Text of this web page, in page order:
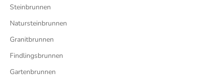
Steinbrunnen
Natursteinbrunnen
Granitbrunnen
Findlingsbrunnen
Gartenbrunnen